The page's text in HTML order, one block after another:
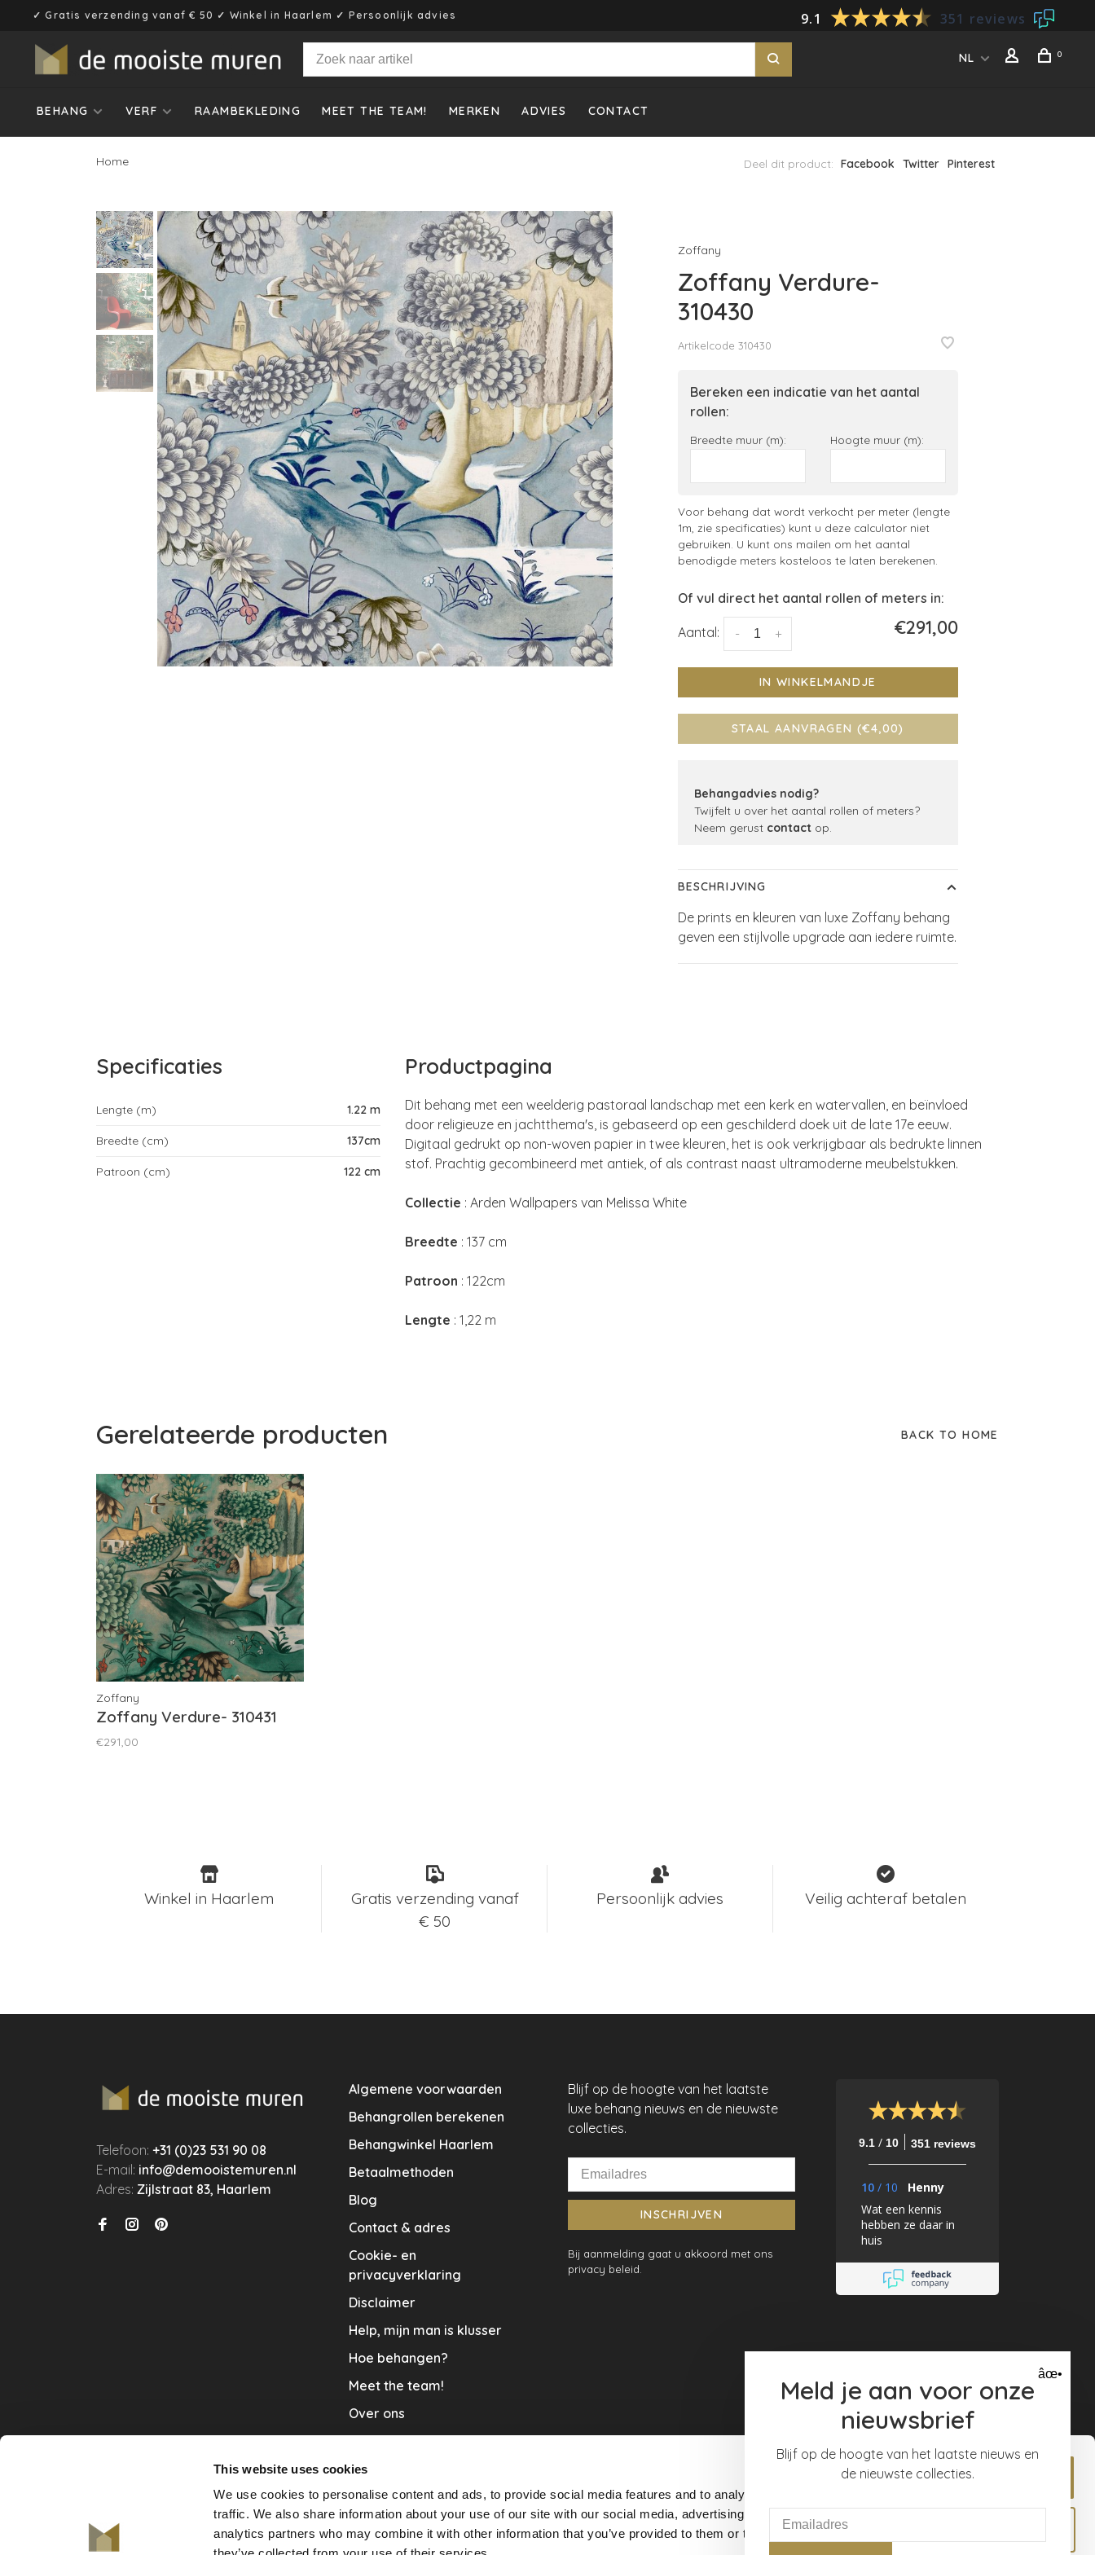
This website uses cookies
We use cookies to personalise content and ads, to provide social media features and to analyse our
traffic. We also share information about your use of our site with our social media, advertising and
analytics partners who may combine it with other information that you’ve provided to them or that
Allow all
9.1 351 reviews
✓ Gratis verzending vanaf € 50 ✓ Winkel in Haarlem ✓ Persoonlijk advies
NL 0
BEHANG VERF RAAMBEKLEDING MEET THE TEAM! MERKEN ADVIES CONTACT
Home Deel dit product: Facebook Twitter Pinterest
Zoffany
Zoffany Verdure-
310430
Artikelcode 310430
Bereken een indicatie van het aantal
rollen:
Breedte muur (m): Hoogte muur (m):
Voor behang dat wordt verkocht per meter (lengte
1m, zie specificaties) kunt u deze calculator niet
gebruiken. U kunt ons mailen om het aantal
benodigde meters kosteloos te laten berekenen.
Of vul direct het aantal rollen of meters in:
Aantal: +
- €291,00
IN WINKELMANDJE
STAAL AANVRAGEN (€4,00)
Behangadvies nodig?
Twijfelt u over het aantal rollen of meters?
Neem gerust contactop.
BESCHRIJVING
De prints en kleuren van luxe Zoffany behang
geven een stijlvolle upgrade aan iedere ruimte.
Specificaties
Lengte (m) 1.22 m
Breedte (cm) 137cm
Patroon (cm) 122 cm
Productpagina
Dit behang met een weelderig pastoraal landschap met een kerk en watervallen, en beïnvloed
door religieuze en jachtthema's, is gebaseerd op een geschilderd doek uit de late 17e eeuw.
Digitaal gedrukt op non-woven papier in twee kleuren, het is ook verkrijgbaar als bedrukte linnen
stof. Prachtig gecombineerd met antiek, of als contrast naast ultramoderne meubelstukken.
Collectie : Arden Wallpapers van Melissa White
Breedte : 137 cm
Patroon : 122cm
Lengte : 1,22 m
Gerelateerde producten BACK TO HOME
Zoffany
Zoffany Verdure- 310431
€291,00
Winkel in Haarlem
Gratis verzending vanaf
€ 50
Persoonlijk advies Veilig achteraf betalen
Telefoon:+31 (0)23 531 90 08
E-mail: info@demooistemuren.nl
Adres:Zijlstraat 83, Haarlem
Algemene voorwaarden
Behangrollen berekenen
Behangwinkel Haarlem
Betaalmethoden
Blog
Contact & adres
Cookie- en
privacyverklaring
Disclaimer
Help, mijn man is klusser
Hoe behangen?
Meet the team!
Over ons
Traplopers en vloerkleden
Vacature
Verzending & Retour
Blijf op de hoogte van het laatste
luxe behang nieuws en de nieuwste
collecties.
INSCHRIJVEN
Bij aanmelding gaat u akkoord met ons
privacy beleid.
9.1 / 10 351 reviews
10 / 10
Henny
Wat een kennis
hebben ze daar in
huis
âœ•
Meld je aan voor onze
nieuwsbrief
Blijf op de hoogte van het laatste nieuws en
de nieuwste collecties.